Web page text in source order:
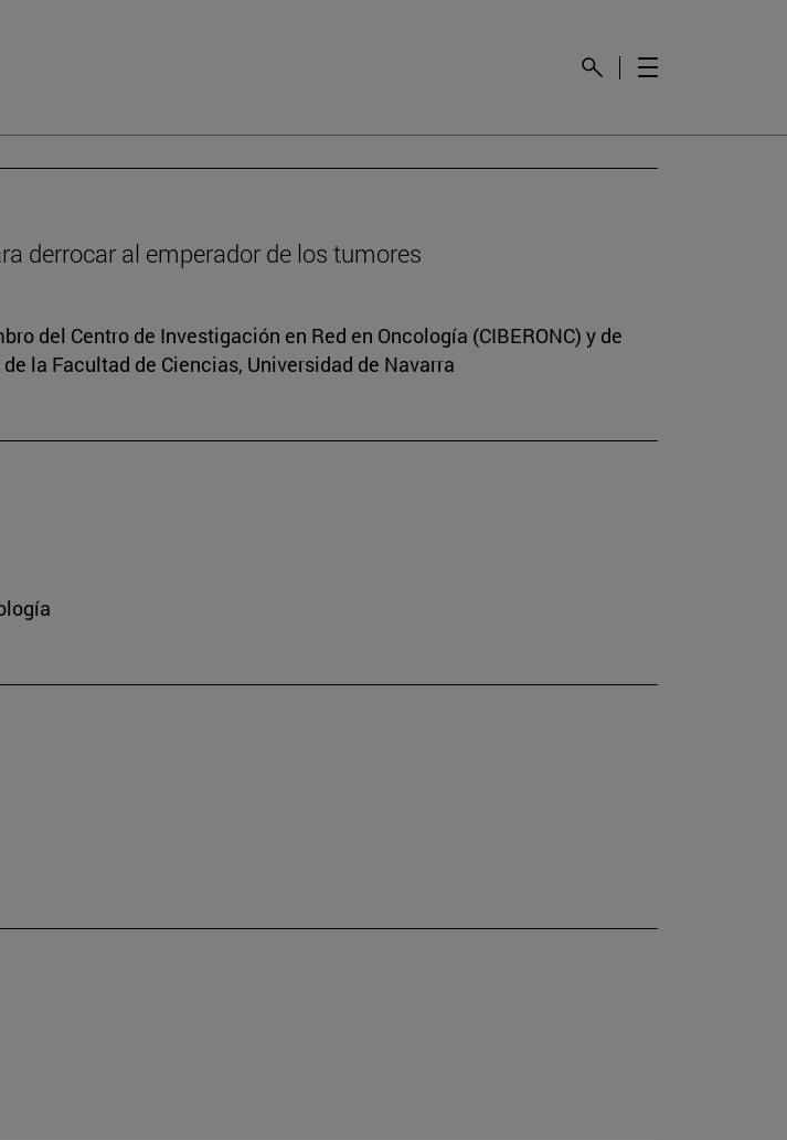
derrocar al emperador de los tumores
del Centro de Investigación en Red en Oncología (CIBERONC) y de
la Facultad de Ciencias, Universidad de Navarra